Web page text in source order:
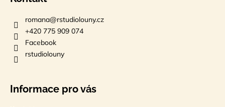
romana@rstudiolouny.cz
+420 775 909 074
Facebook
rstudiolouny
Informace pro vás